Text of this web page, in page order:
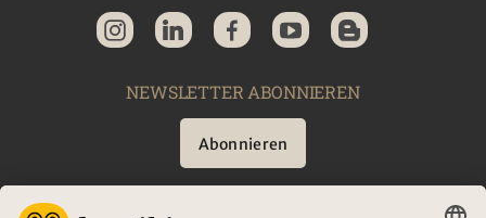
NEWSLETTER ABONNIEREN
Abonnieren